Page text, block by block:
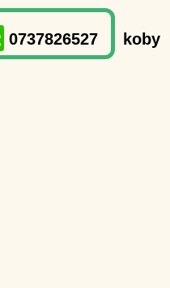
0737826527 koby